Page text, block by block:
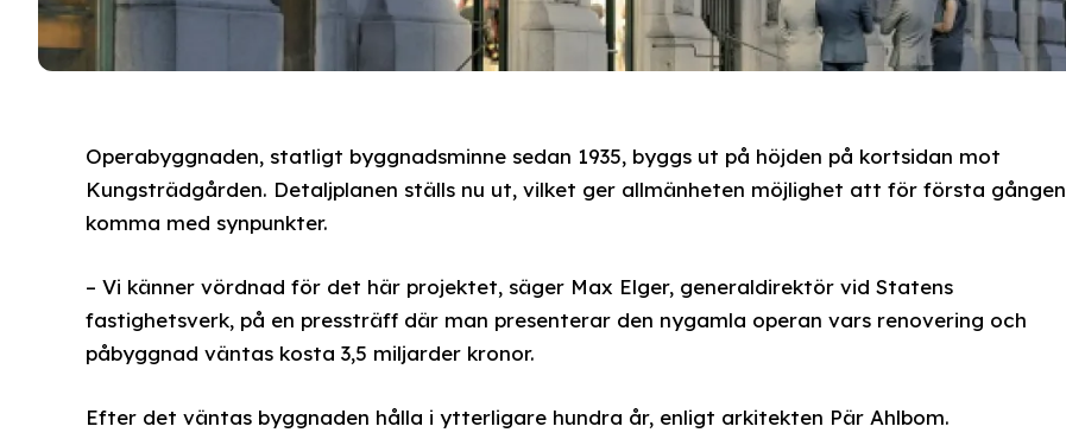
Operabyggnaden, statligt byggnadsminne sedan 1935, byggs ut på höjden på kortsidan mot
Kungsträdgården. Detaljplanen ställs nu ut, vilket ger allmänheten möjlighet att för första gången
komma med synpunkter.
– Vi känner vördnad för det här projektet, säger Max Elger, generaldirektör vid Statens
fastighetsverk, på en pressträff där man presenterar den nygamla operan vars renovering och
påbyggnad väntas kosta 3,5 miljarder kronor.
Efter det väntas byggnaden hålla i ytterligare hundra år, enligt arkitekten Pär Ahlbom.